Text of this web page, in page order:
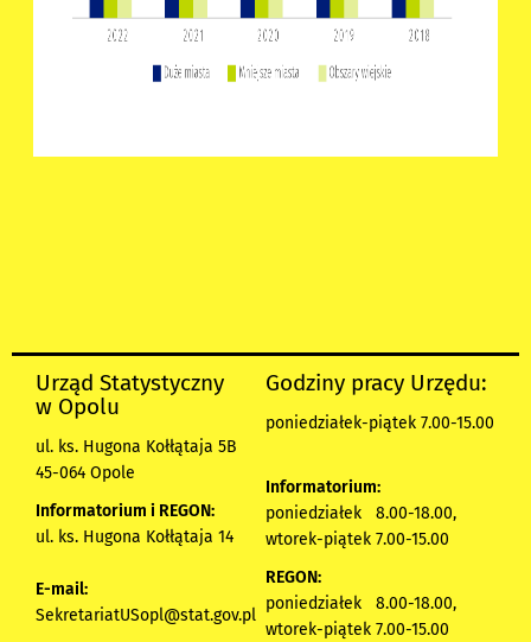
Urząd Statystyczny
w Opolu
ul. ks. Hugona Kołłątaja 5B
45-064 Opole
Informatorium i REGON:
ul. ks. Hugona Kołłątaja 14
E-mail:
SekretariatUSopl@stat.gov.pl
Godziny pracy Urzędu:
poniedziałek-piątek 7.00-15.00
Informatorium:
poniedziałek 8.00-18.00,
wtorek-piątek 7.00-15.00
REGON:
poniedziałek 8.00-18.00,
wtorek-piątek 7.00-15.00